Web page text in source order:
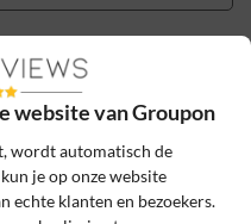
website van Groupon
wordt automatisch de
je op onze website
echte klanten en bezoekers.